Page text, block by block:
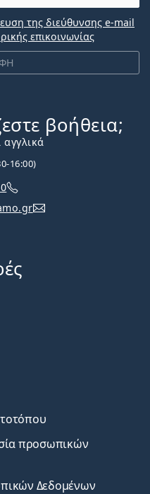
της διεύθυνσης e-mail
επικοινωνίας
βοήθεια;
16:00)
προσωπικών
Δεδομένων